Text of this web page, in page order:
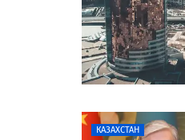
КАЗАХСТАН